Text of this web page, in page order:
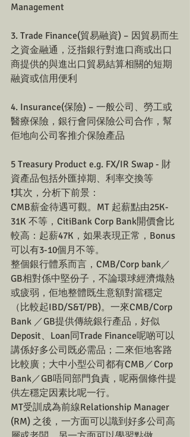
Management
3. Trade Finance(貿易融資) – 因貿易而生
之資金融通，泛指銀行對進口商或出口
商提供的與進出口貿易結算相關的短期
融資或信用便利
4. Insurance(保險) – 一般公司、勞工或
醫療保險，銀行會同保險公司合作，幫
佢地向公司客推介保險產品
5 Treasury Product e.g. FX/IR Swap - 財
資產品包括外匯掉期、利率交換等
❗其次，分析下前景：
CMB薪金待遇可觀。MT 起薪點由25K-
31K 不等，CitiBank Corp Bank開價會比
較高：起薪47K，如果表現正常，Bonus
可以有3-10個月不等。
整個銀行體系而言，CMB/Corp bank／
GB相對係中堅份子，不論環球經濟熾熱
或疲弱，佢地整體既生意額對當穩定
（比較起IBD/S&T/PB)。一來CMB/Corp
Bank ／GB提供傳統銀行產品，好似
Deposit、Loan同Trade Finance呢啲可以
講係好多公司既必需品；二來佢地客路
比較廣；大中小型公司都有CMB／Corp
Bank／GB唔同部門負責，呢兩個條件提
供左穩定因素比呢一行。
MT受訓成為前線Relationship Manager
(RM) 之後，一方面可以識到好多公司高